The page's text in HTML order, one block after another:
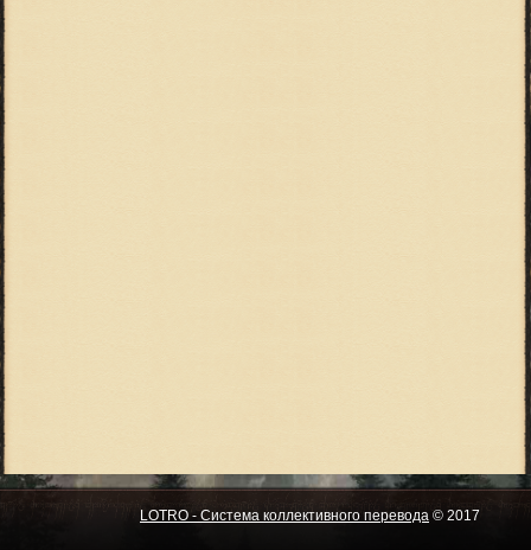
LOTRO - Система коллективного перевода © 2017